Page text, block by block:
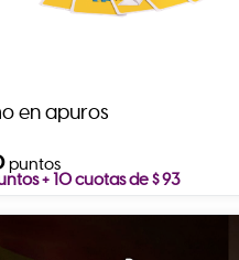
en apuros
puntos
+ 10 cuotas de $ 93